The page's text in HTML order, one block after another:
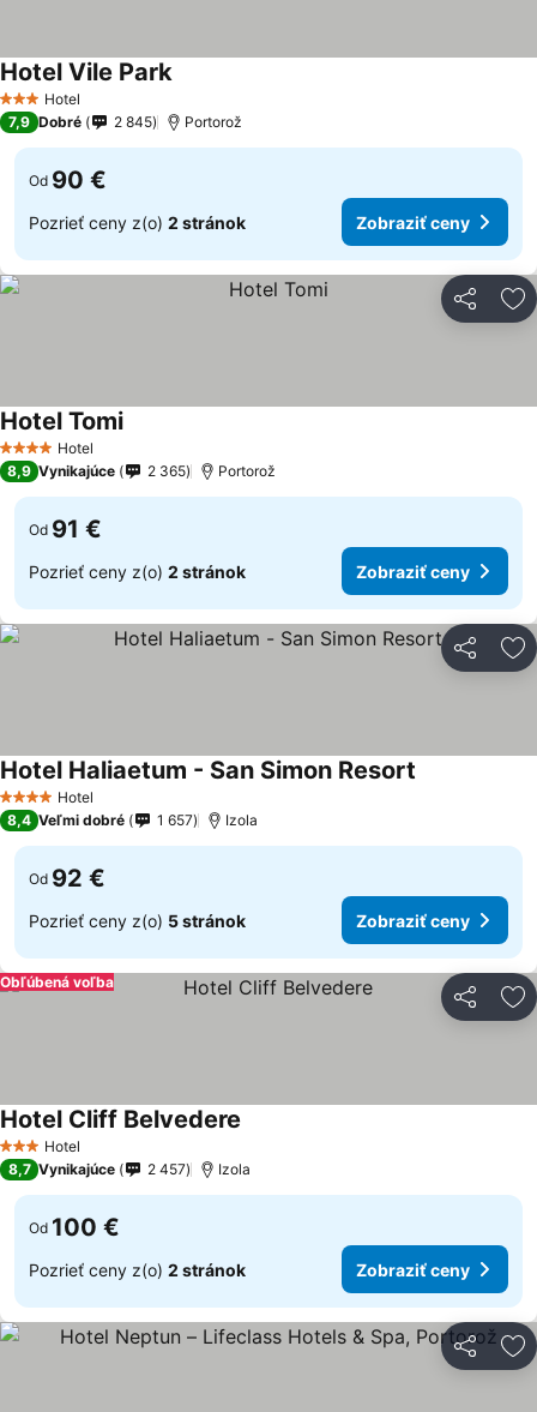
3 Počet hviezdičiek
Hotel
Hotel Vile Park
7,9 Dobré 2 845 Portorož
Od 90 €
Pozrieť ceny z(o) 2 stránok Zobraziť ceny
Zdieľať
4 Počet hviezdičiek
Hotel
Hotel Tomi
8,9 Vynikajúce 2 365 Portorož
Od 91 €
Pozrieť ceny z(o) 2 stránok Zobraziť ceny
Zdieľať
4 Počet hviezdičiek
Hotel
Hotel Haliaetum - San Simon Resort
8,4 Veľmi dobré 1 657 Izola
Od 92 €
Pozrieť ceny z(o) 5 stránok Zobraziť ceny
Zdieľať
Obľúbená voľba
3 Počet hviezdičiek
Hotel
Hotel Cliff Belvedere
8,7 Vynikajúce 2 457 Izola
Od 100 €
Pozrieť ceny z(o) 2 stránok Zobraziť ceny
Zdieľať